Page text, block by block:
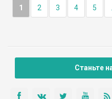
1 2 3 4 5
Станьте